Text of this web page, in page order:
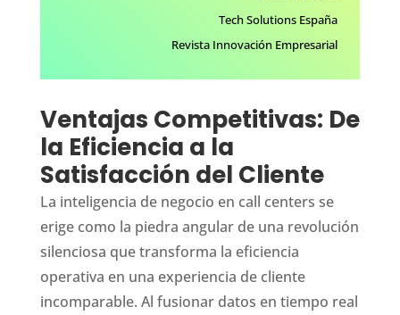
Tech Solutions España
Revista Innovación Empresarial
Ventajas Competitivas: De
la Eficiencia a la
Satisfacción del Cliente
La inteligencia de negocio en call centers se
erige como la piedra angular de una revolución
silenciosa que transforma la eficiencia
operativa en una experiencia de cliente
incomparable. Al fusionar datos en tiempo real